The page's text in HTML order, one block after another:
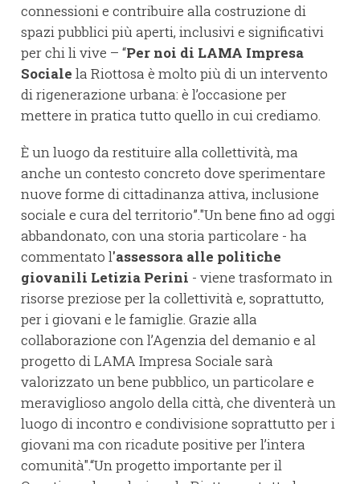
connessioni e contribuire alla costruzione di
spazi pubblici più aperti, inclusivi e significativi
per chi li vive – “Per noi di LAMA Impresa
Sociale la Riottosa è molto più di un intervento
di rigenerazione urbana: è l’occasione per
mettere in pratica tutto quello in cui crediamo.
È un luogo da restituire alla collettività, ma
anche un contesto concreto dove sperimentare
nuove forme di cittadinanza attiva, inclusione
sociale e cura del territorio”."Un bene fino ad oggi
abbandonato, con una storia particolare - ha
commentato l'assessora alle politiche
giovanili Letizia Perini - viene trasformato in
risorse preziose per la collettività e, soprattutto,
per i giovani e le famiglie. Grazie alla
collaborazione con l’Agenzia del demanio e al
progetto di LAMA Impresa Sociale sarà
valorizzato un bene pubblico, un particolare e
meraviglioso angolo della città, che diventerà un
luogo di incontro e condivisione soprattutto per i
giovani ma con ricadute positive per l’intera
comunità".“Un progetto importante per il